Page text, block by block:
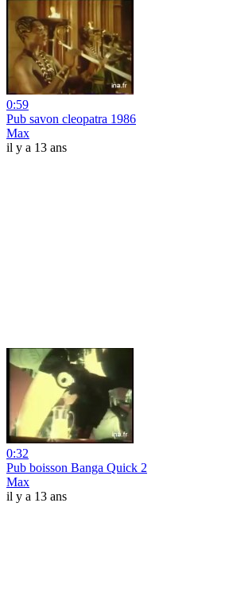
0:59
Pub savon cleopatra 1986
Max
il y a 13 ans
0:32
Pub boisson Banga Quick 2
Max
il y a 13 ans